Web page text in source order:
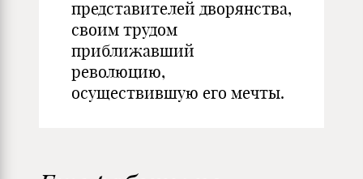
представителей дворянства,
своим трудом
приближавший
революцию,
осуществившую его мечты.